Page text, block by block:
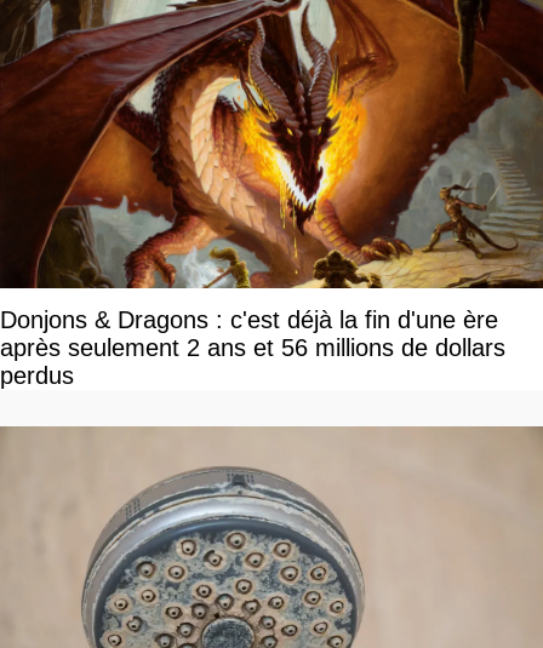
Donjons & Dragons : c'est déjà la fin d'une ère
après seulement 2 ans et 56 millions de dollars
perdus